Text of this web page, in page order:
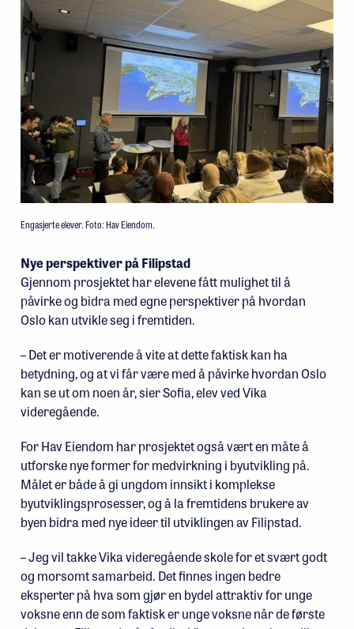
Engasjerte elever. Foto: Hav Eiendom.
Nye perspektiver på Filipstad
Gjennom prosjektet har elevene fått mulighet til å
påvirke og bidra med egne perspektiver på hvordan
Oslo kan utvikle seg i fremtiden.
– Det er motiverende å vite at dette faktisk kan ha
betydning, og at vi får være med å påvirke hvordan Oslo
kan se ut om noen år, sier Sofia, elev ved Vika
videregående.
For Hav Eiendom har prosjektet også vært en måte å
utforske nye former for medvirkning i byutvikling på.
Målet er både å gi ungdom innsikt i komplekse
byutviklingsprosesser, og å la fremtidens brukere av
byen bidra med nye ideer til utviklingen av Filipstad.
– Jeg vil takke Vika videregående skole for et svært godt
og morsomt samarbeid. Det finnes ingen bedre
eksperter på hva som gjør en bydel attraktiv for unge
voksne enn de som faktisk er unge voksne når de første